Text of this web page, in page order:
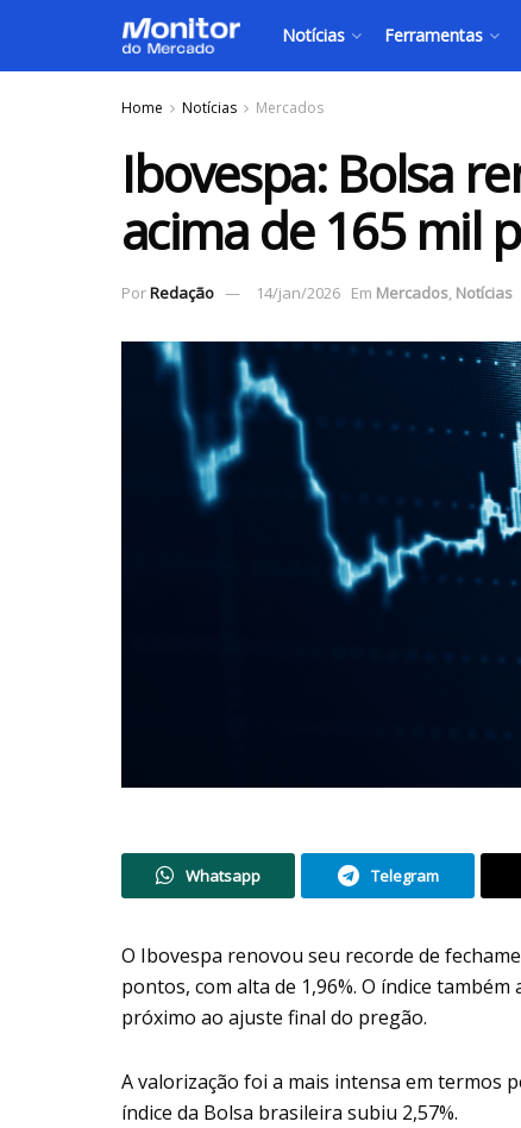
Notícias Ferramentas
Home Notícias Mercados
Ibovespa: Bolsa
acima de 165 mil
PorRedação 14/jan/2026 Em Mercados, Notícias
Whatsapp Telegram
O Ibovespa renovou seu recorde de
pontos, com alta de 1,96%. O índice
próximo ao ajuste final do pregão.
A valorização foi a mais intensa em termos
índice da Bolsa brasileira subiu 2,57%.